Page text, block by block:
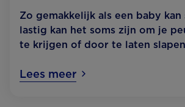
Zo gemakkelijk als een baby kan
lastig kan het soms zijn om je
te krijgen of door te laten
Lees meer